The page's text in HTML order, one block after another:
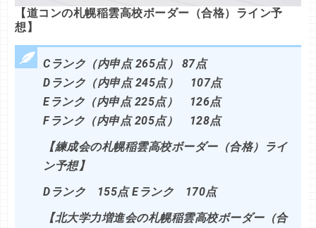
【道コンの札幌稲雲高校ボーダー（合格）ライン予
想】
Cランク（内申点 265点） 87点
Dランク（内申点 245点） 107点
Eランク（内申点 225点） 126点
Fランク（内申点 205点） 128点
【練成会の札幌稲雲高校ボーダー（合格）ライ
ン予想】
Dランク 155点 Eランク 170点
【北大学力増進会の札幌稲雲高校ボーダー（合